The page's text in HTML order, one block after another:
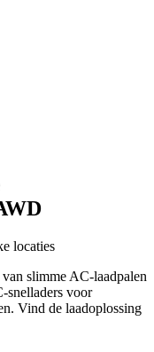
locaties
slimme AC-laadpalen
snelladers voor
Vind de laadoplossing